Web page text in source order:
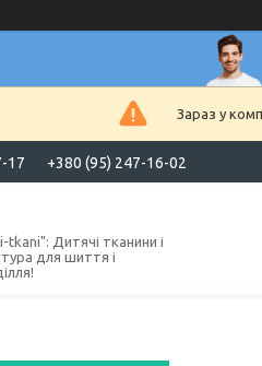
Зараз у
17 +380 (95) 247-16-02
tkani": Дитячі тканини і
для шиття і